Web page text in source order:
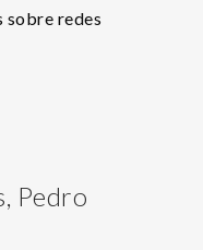
sobre redes
Pedro